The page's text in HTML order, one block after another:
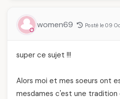
pièce mode de l'été
women69 Posté le 09
super ce sujet !!!
Alors moi et mes soeurs ont
mesdames c'est une tradition